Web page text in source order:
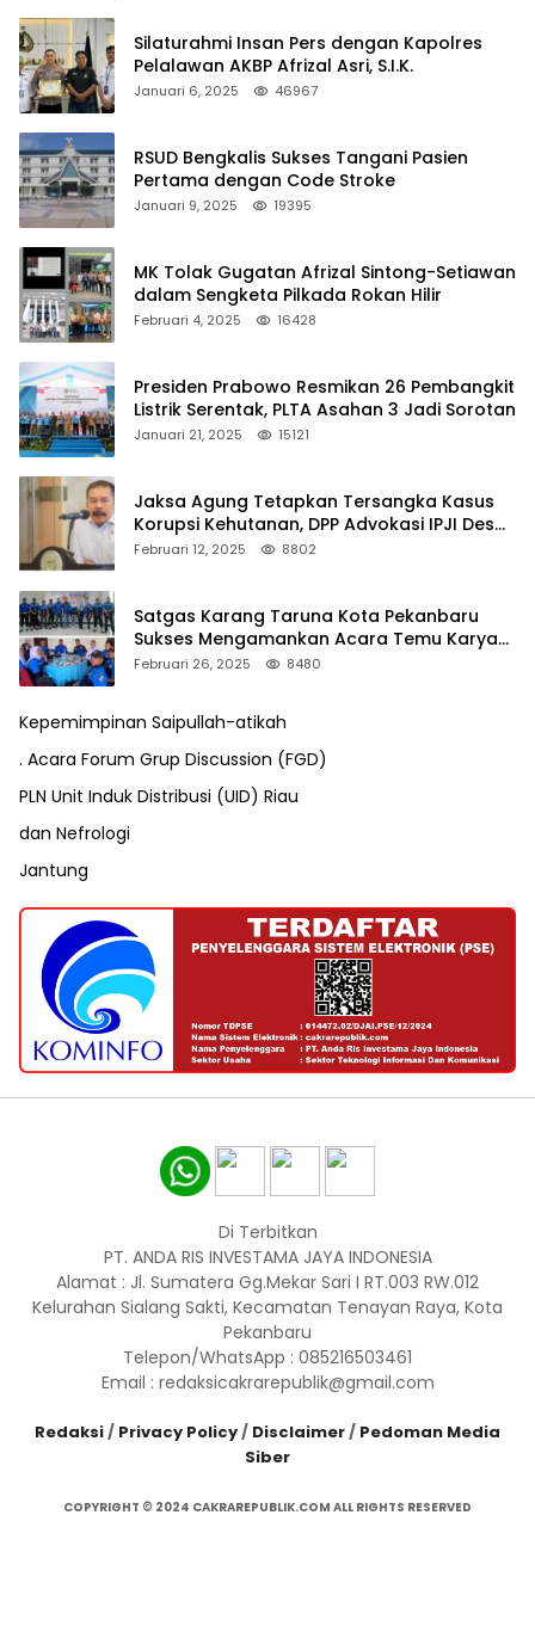
Silaturahmi Insan Pers dengan Kapolres
Pelalawan AKBP Afrizal Asri, S.I.K.
Januari 6, 2025 46967
RSUD Bengkalis Sukses Tangani Pasien
Pertama dengan Code Stroke
Januari 9, 2025 19395
MK Tolak Gugatan Afrizal Sintong-Setiawan
dalam Sengketa Pilkada Rokan Hilir
Februari 4, 2025 16428
Presiden Prabowo Resmikan 26 Pembangkit
Listrik Serentak, PLTA Asahan 3 Jadi Sorotan
Januari 21, 2025 15121
Jaksa Agung Tetapkan Tersangka Kasus
Korupsi Kehutanan, DPP Advokasi IPJI Desak
Pengusutan Pajak RAPP
Februari 12, 2025 8802
Satgas Karang Taruna Kota Pekanbaru
Sukses Mengamankan Acara Temu Karya
VII Karang Taruna Pekanbaru
Februari 26, 2025 8480
Kepemimpinan Saipullah-atikah
. Acara Forum Grup Discussion (FGD)
PLN Unit Induk Distribusi (UID) Riau
dan Nefrologi
Jantung
Di Terbitkan
PT. ANDA RIS INVESTAMA JAYA INDONESIA
Alamat : Jl. Sumatera Gg.Mekar Sari I RT.003 RW.012
Kelurahan Sialang Sakti, Kecamatan Tenayan Raya, Kota
Pekanbaru
Telepon/WhatsApp : 085216503461
Email : redaksicakrarepublik@gmail.com
Redaksi/ Privacy Policy/ Disclaimer/ Pedoman Media
Siber
COPYRIGHT © 2024 CAKRAREPUBLIK.COM ALL RIGHTS RESERVED